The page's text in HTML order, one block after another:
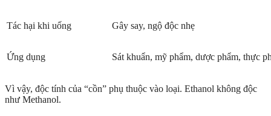
Tác hại khi uống Gây say, ngộ độc nhẹ
Ứng dụng Sát khuẩn, mỹ phẩm, dược phẩm, thực
Vì vậy, độc tính của “cồn” phụ thuộc vào loại. Ethanol không độc
như Methanol.